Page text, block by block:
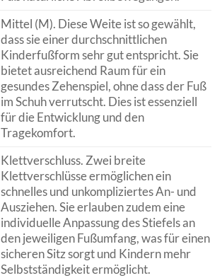
Mittel (M). Diese Weite ist so gewählt,
dass sie einer durchschnittlichen
Kinderfußform sehr gut entspricht. Sie
bietet ausreichend Raum für ein
gesundes Zehenspiel, ohne dass der Fuß
im Schuh verrutscht. Dies ist essenziell
für die Entwicklung und den
Tragekomfort.
Klettverschluss. Zwei breite
Klettverschlüsse ermöglichen ein
schnelles und unkompliziertes An- und
Ausziehen. Sie erlauben zudem eine
individuelle Anpassung des Stiefels an
den jeweiligen Fußumfang, was für einen
sicheren Sitz sorgt und Kindern mehr
Selbstständigkeit ermöglicht.